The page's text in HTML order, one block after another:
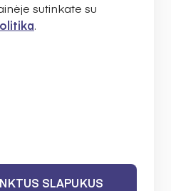
sutinkate su
.
SLAPUKUS